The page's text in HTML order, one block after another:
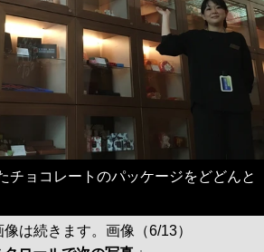
チョコレートのパッケージをどどんと
像は続きます。画像（6/13）